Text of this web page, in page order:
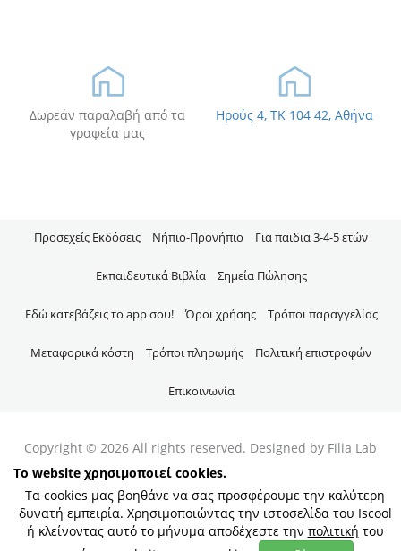
Δωρεάν παραλαβή από τα
γραφεία μας
Ηρούς 4, TK 104 42, Αθήνα
Το website χρησιμοποιεί cookies.
Τα cookies μας βοηθάνε να σας προσφέρουμε την καλύτερη
δυνατή εμπειρία. Χρησιμοποιώντας την ιστοσελίδα του Iscool
ή κλείνοντας αυτό το μήνυμα αποδέχεστε την πολιτική του
Προσεχείς Εκδόσεις Νήπιo-Προνήπιο Για παιδια 3-4-5 ετών
Εκπαιδευτικά Βιβλία Σημεία Πώλησης
Εδώ κατεβάζεις το app σου! Όροι χρήσης Τρόποι παραγγελίας
Μεταφορικά κόστη Τρόποι πληρωμής Πολιτική επιστροφών
Επικοινωνία
Copyright © 2026 All rights reserved. Designed by Filia Lab
S.A. & developed by